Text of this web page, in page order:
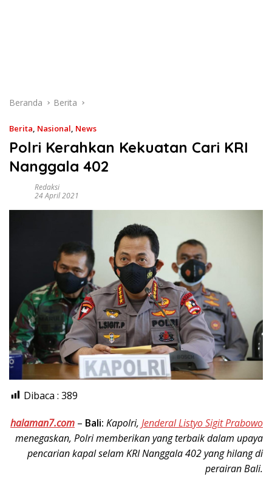
Beranda Berita
Berita, Nasional, News
Polri Kerahkan Kekuatan Cari KRI
Nanggala 402
Redaksi
24 April 2021
Dibaca : 389
halaman7.com – Bali: Kapolri, Jenderal Listyo Sigit Prabowo
menegaskan, Polri memberikan yang terbaik dalam upaya
pencarian kapal selam KRI Nanggala 402 yang hilang di
perairan Bali.